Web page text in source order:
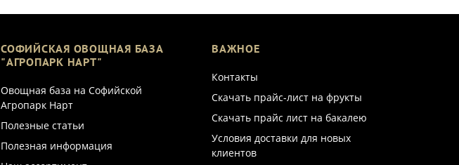
СОФИЙСКАЯ ОВОЩНАЯ БАЗА
"АГРОПАРК НАРТ"
Овощная база на Софийской
Агропарк Нарт
Полезные статьи
Полезная информация
ВАЖНОЕ
Контакты
Скачать прайс-лист на фрукты
Скачать прайс лист на бакалею
Условия доставки для новых
клиентов